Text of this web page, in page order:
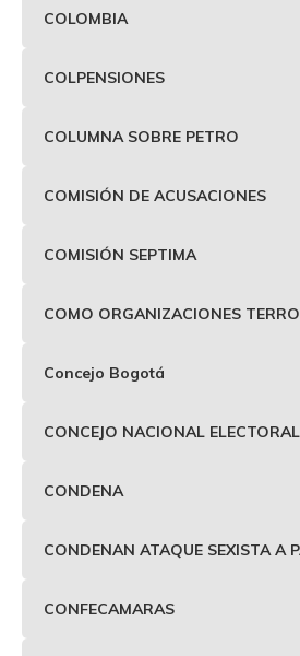
COLOMBIA
COLPENSIONES
COLUMNA SOBRE PETRO
COMISIÓN DE ACUSACIONES
COMISIÓN SEPTIMA
COMO ORGANIZACIONES
Concejo Bogotá
CONCEJO NACIONAL ELECTORAL
CONDENA
CONDENAN ATAQUE SEXISTA A
CONFECAMARAS